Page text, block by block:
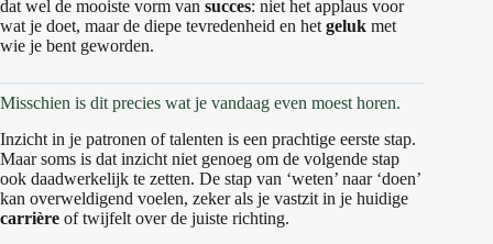
dat wel de mooiste vorm van succes: niet het applaus voor
wat je doet, maar de diepe tevredenheid en het geluk met
wie je bent geworden.
Misschien is dit precies wat je vandaag even moest horen.
Inzicht in je patronen of talenten is een prachtige eerste stap.
Maar soms is dat inzicht niet genoeg om de volgende stap
ook daadwerkelijk te zetten. De stap van ‘weten’ naar ‘doen’
kan overweldigend voelen, zeker als je vastzit in je huidige
carrière of twijfelt over de juiste richting.